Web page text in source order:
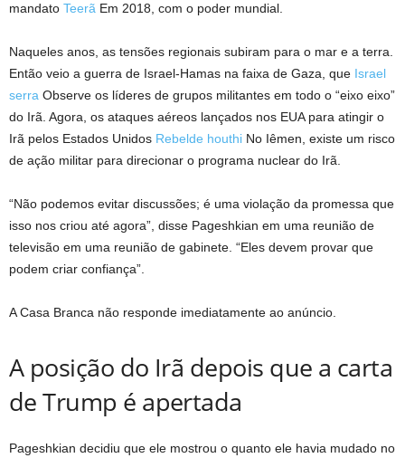
mandato Teerã Em 2018, com o poder mundial.
Naqueles anos, as tensões regionais subiram para o mar e a terra.
Então veio a guerra de Israel-Hamas na faixa de Gaza, que Israel
serra Observe os líderes de grupos militantes em todo o “eixo eixo”
do Irã. Agora, os ataques aéreos lançados nos EUA para atingir o
Irã pelos Estados Unidos Rebelde houthi No Iêmen, existe um risco
de ação militar para direcionar o programa nuclear do Irã.
“Não podemos evitar discussões; é uma violação da promessa que
isso nos criou até agora”, disse Pageshkian em uma reunião de
televisão em uma reunião de gabinete. “Eles devem provar que
podem criar confiança”.
A Casa Branca não responde imediatamente ao anúncio.
A posição do Irã depois que a carta
de Trump é apertada
Pageshkian decidiu que ele mostrou o quanto ele havia mudado no